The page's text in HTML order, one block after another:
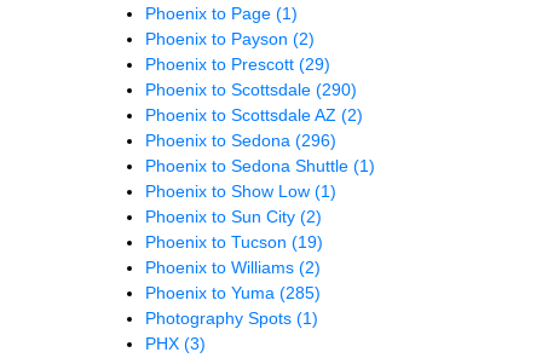
Phoenix to Page (1)
Phoenix to Payson (2)
Phoenix to Prescott (29)
Phoenix to Scottsdale (290)
Phoenix to Scottsdale AZ (2)
Phoenix to Sedona (296)
Phoenix to Sedona Shuttle (1)
Phoenix to Show Low (1)
Phoenix to Sun City (2)
Phoenix to Tucson (19)
Phoenix to Williams (2)
Phoenix to Yuma (285)
Photography Spots (1)
PHX (3)